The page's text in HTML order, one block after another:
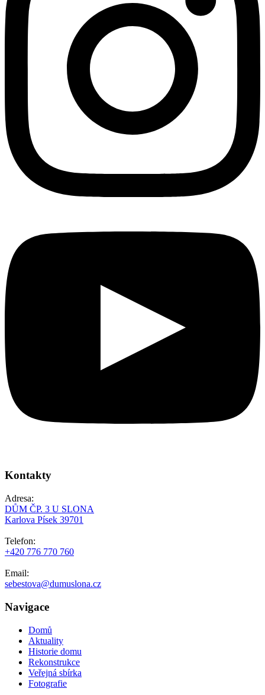
Kontakty
Adresa:
DŮM ČP. 3 U SLONA
Karlova Písek 39701
Telefon:
+420 776 770 760
Email:
sebestova@dumuslona.cz
Navigace
Domů
Aktuality
Historie domu
Rekonstrukce
Veřejná sbírka
Fotografie